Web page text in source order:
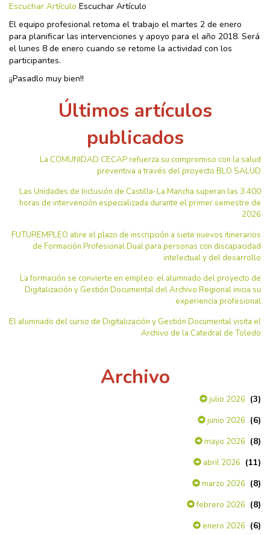
Escuchar Artículo Escuchar Artículo
El equipo profesional retoma el trabajo el martes 2 de enero
para planificar las intervenciones y apoyo para el año 2018. Será
el lunes 8 de enero cuando se retome la actividad con los
participantes.
¡¡Pasadlo muy bien!!
Últimos artículos
publicados
La COMUNIDAD CECAP refuerza su compromiso con la salud
preventiva a través del proyecto BLO SALUD
Las Unidades de Inclusión de Castilla-La Mancha superan las 3.400
horas de intervención especializada durante el primer semestre de
2026
FUTUREMPLEO abre el plazo de inscripción a siete nuevos itinerarios
de Formación Profesional Dual para personas con discapacidad
intelectual y del desarrollo
La formación se convierte en empleo: el alumnado del proyecto de
Digitalización y Gestión Documental del Archivo Regional inicia su
experiencia profesional
El alumnado del curso de Digitalización y Gestión Documental visita el
Archivo de la Catedral de Toledo
Archivo
julio 2026 (3)
junio 2026 (6)
mayo 2026 (8)
abril 2026 (11)
marzo 2026 (8)
febrero 2026 (8)
enero 2026 (6)